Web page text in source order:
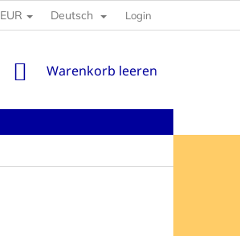
EUR Deutsch Login
WARENKORB
Warenkorb leeren